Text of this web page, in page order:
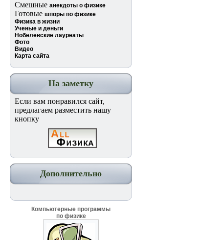
Смешные анекдоты о физике
Готовые шпоры по физике
Физика в жизни
Ученые и деньги
Нобелевские лауреаты
Фото
Видео
Карта сайта
На заметку
Если вам понравился сайт,
предлагаем разместить нашу
кнопку
Дополнительно
Компьютерные программы
по физике